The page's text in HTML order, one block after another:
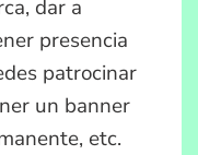
dar a
presencia
patrocinar
un banner
etc.